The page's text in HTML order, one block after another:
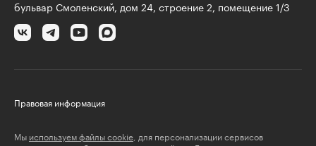
бульвар Смоленский, дом 24, строение 2, помещение 1/3
Правовая информация
Мы используем файлы cookie , для персонализации сервисов